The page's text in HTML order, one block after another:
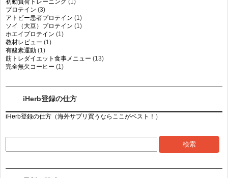
初動負荷トレーニング (1)
プロテイン (3)
アトピー患者プロテイン (1)
ソイ（大豆）プロテイン (1)
ホエイプロテイン (1)
教材レビュー (1)
有酸素運動 (1)
筋トレダイエット食事メニュー (13)
完全無欠コーヒー (1)
iHerb登録の仕方
iHerb登録の仕方（海外サプリ買うならここがベスト！）